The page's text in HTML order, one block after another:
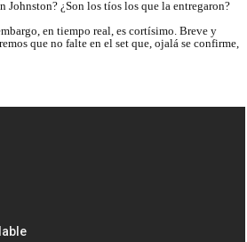
Johnston? ¿Son los tíos los que la entregaron?
en tiempo real, es cortísimo. Breve y
que no falte en el set que, ojalá se confirme,